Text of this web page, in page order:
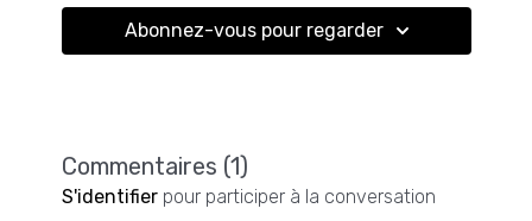
Abonnez-vous pour regarder
Commentaires (1)
S'identifierpour participer à la conversation